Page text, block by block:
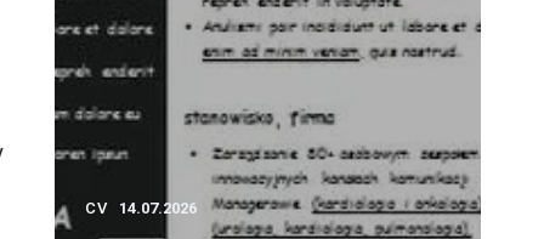
CV 14.07.2026